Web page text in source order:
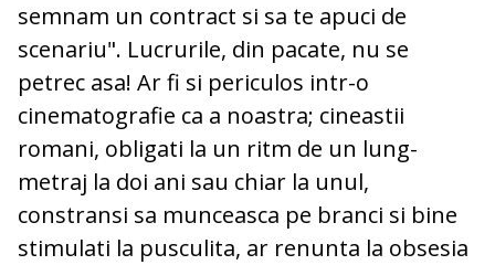
semnam un contract si sa te apuci de
scenariu". Lucrurile, din pacate, nu se
petrec asa! Ar fi si periculos intr-o
cinematografie ca a noastra; cineastii
romani, obligati la un ritm de un lung-
metraj la doi ani sau chiar la unul,
constransi sa munceasca pe branci si bine
stimulati la pusculita, ar renunta la obsesia